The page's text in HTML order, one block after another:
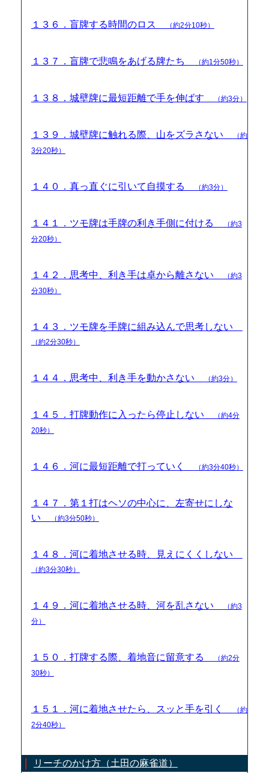
１３６．盲牌する時間のロス （約2分10秒）
１３７．盲牌で悲鳴をあげる牌たち （約1分50秒）
１３８．城壁牌に最短距離で手を伸ばす （約3分）
１３９．城壁牌に触れる際、山をズラさない
（約
3分20秒）
１４０．真っ直ぐに引いて自摸する （約3分）
１４１．ツモ牌は手牌の利き手側に付ける
（約3
分20秒）
１４２．思考中、利き手は卓から離さない
（約3
分30秒）
１４３．ツモ牌を手牌に組み込んで思考しない
（約2分30秒）
１４４．思考中、利き手を動かさない （約3分）
１４５．打牌動作に入ったら停止しない
（約4分
20秒）
１４６．河に最短距離で打っていく （約3分40秒）
１４７．第１打はヘソの中心に、左寄せにしな
い
（約3分50秒）
１４８．河に着地させる時、見えにくくしない
（約3分30秒）
１４９．河に着地させる時、河を乱さない
（約3
分）
１５０．打牌する際、着地音に留意する
（約2分
30秒）
１５１．河に着地させたら、スッと手を引く
（約
2分40秒）
リーチのかけ方（土田の麻雀道）